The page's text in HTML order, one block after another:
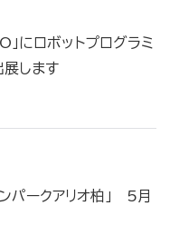
にロボットプログラミ
展します
ンパークアリオ柏」 5月